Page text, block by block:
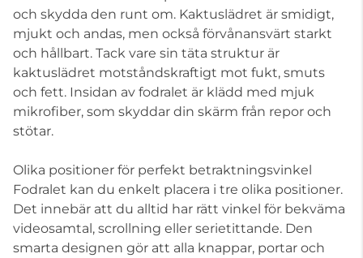
och skydda den runt om. Kaktuslädret är smidigt,
mjukt och andas, men också förvånansvärt starkt
och hållbart. Tack vare sin täta struktur är
kaktuslädret motståndskraftigt mot fukt, smuts
och fett. Insidan av fodralet är klädd med mjuk
mikrofiber, som skyddar din skärm från repor och
stötar.
Olika positioner för perfekt betraktningsvinkel
Fodralet kan du enkelt placera i tre olika positioner.
Det innebär att du alltid har rätt vinkel för bekväma
videosamtal, scrollning eller serietittande. Den
smarta designen gör att alla knappar, portar och